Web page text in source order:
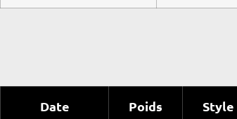
Date Poids Style